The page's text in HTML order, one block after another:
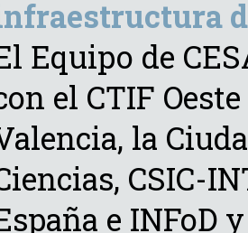
Equipo de
el CTIF
la
CSIC-
e INFoD